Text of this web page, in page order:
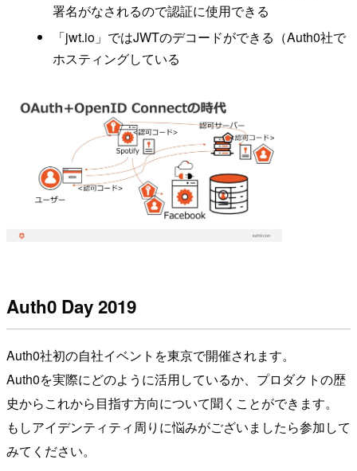
署名がなされるので認証に使用できる
「jwt.io」ではJWTのデコードができる（Auth0社で
ホスティングしている
Auth0 Day 2019
Auth0社初の自社イベントを東京で開催されます。
Auth0を実際にどのように活用しているか、プロダクトの歴
史からこれから目指す方向について聞くことができます。
もしアイデンティティ周りに悩みがございましたら参加して
みてください。